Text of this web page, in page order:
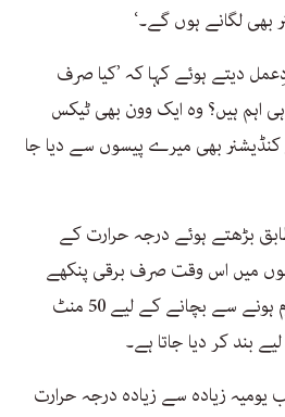
بھی لگانے ہوں گے۔‘
دیتے ہوئے کہا کہ ’کیا صرف
اہم ہیں؟ وہ ایک وون بھی ٹیکس
کنڈیشنر بھی میرے پیسوں سے دیا جا
بڑھتے ہوئے درجہ حرارت کے
میں اس وقت صرف برقی پنکھے
موجود ہیں، جنہیں زیادہ گرم ہونے سے بچانے کے لیے 50 منٹ
زیادہ سے زیادہ درجہ حرارت